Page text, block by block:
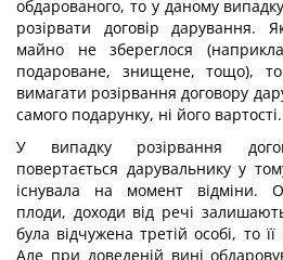
обдарованого, то у даному
розірвати договір дарування.
майно не збереглося
подароване, знищене, тощо),
вимагати розірвання договору
самого подарунку, ні його вартості.
У випадку розірвання
повертається дарувальнику у
існувала на момент відміни.
плоди, доходи від речі
була відчужена третій особі, то
Але при доведеній вині